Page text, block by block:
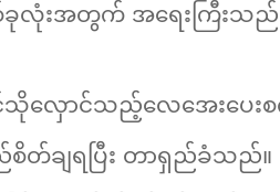
အတွက် အရေးကြီးသည်၊ ၎
အင်သိုလှောင်သည့်လေအေးပေး
စိတ်ချရပြီး တာရှည်ခံသည်။